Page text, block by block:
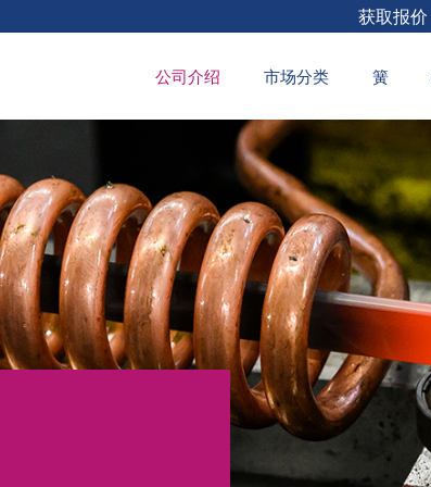
获取报价
公司介绍 市场分类 簧